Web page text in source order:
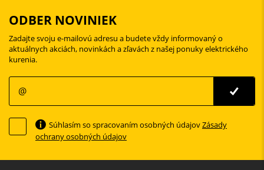
ODBER NOVINIEK
Zadajte svoju e-mailovú adresu a budete vždy informovaný o
aktuálnych akciách, novinkách a zľavách z našej ponuky elektrického
kurenia.
Súhlasím so spracovaním osobných údajovZásady
ochrany osobných údajov